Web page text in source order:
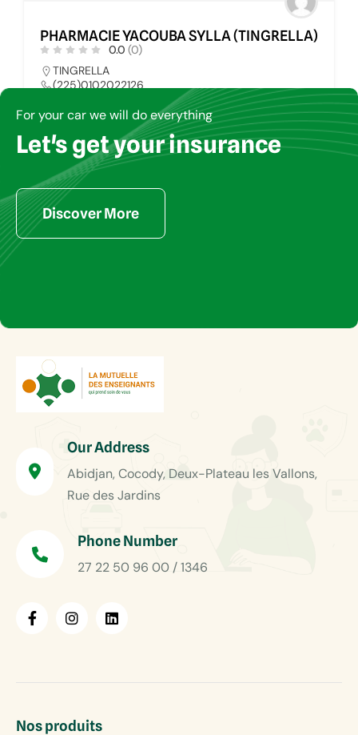
PHARMACIE YACOUBA SYLLA (TINGRELLA)
0.0 (0)
TINGRELLA
(225)0102022126
PHARMACIE 34
For your car we will do everything
Let's get your insurance
Discover More
Our Address
Abidjan, Cocody, Deux-Plateau les Vallons,
Rue des Jardins
Phone Number
27 22 50 96 00 / 1346
Nos produits